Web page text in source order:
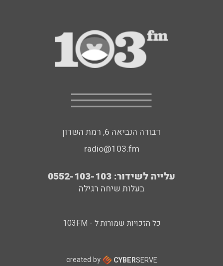
דבורה הנביאה 6, רמת השרון
radio@103.fm
עלייה לשידור: 0552-103-103
בעלות שיחה רגילה
כל הזכויות שמורות ל - 103FM
created by CYBERSERVE